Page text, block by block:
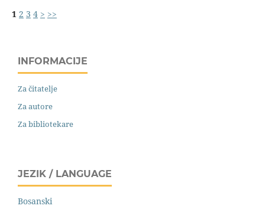
1 2 3 4 > >>
INFORMACIJE
Za čitatelje
Za autore
Za bibliotekare
JEZIK / LANGUAGE
Bosanski